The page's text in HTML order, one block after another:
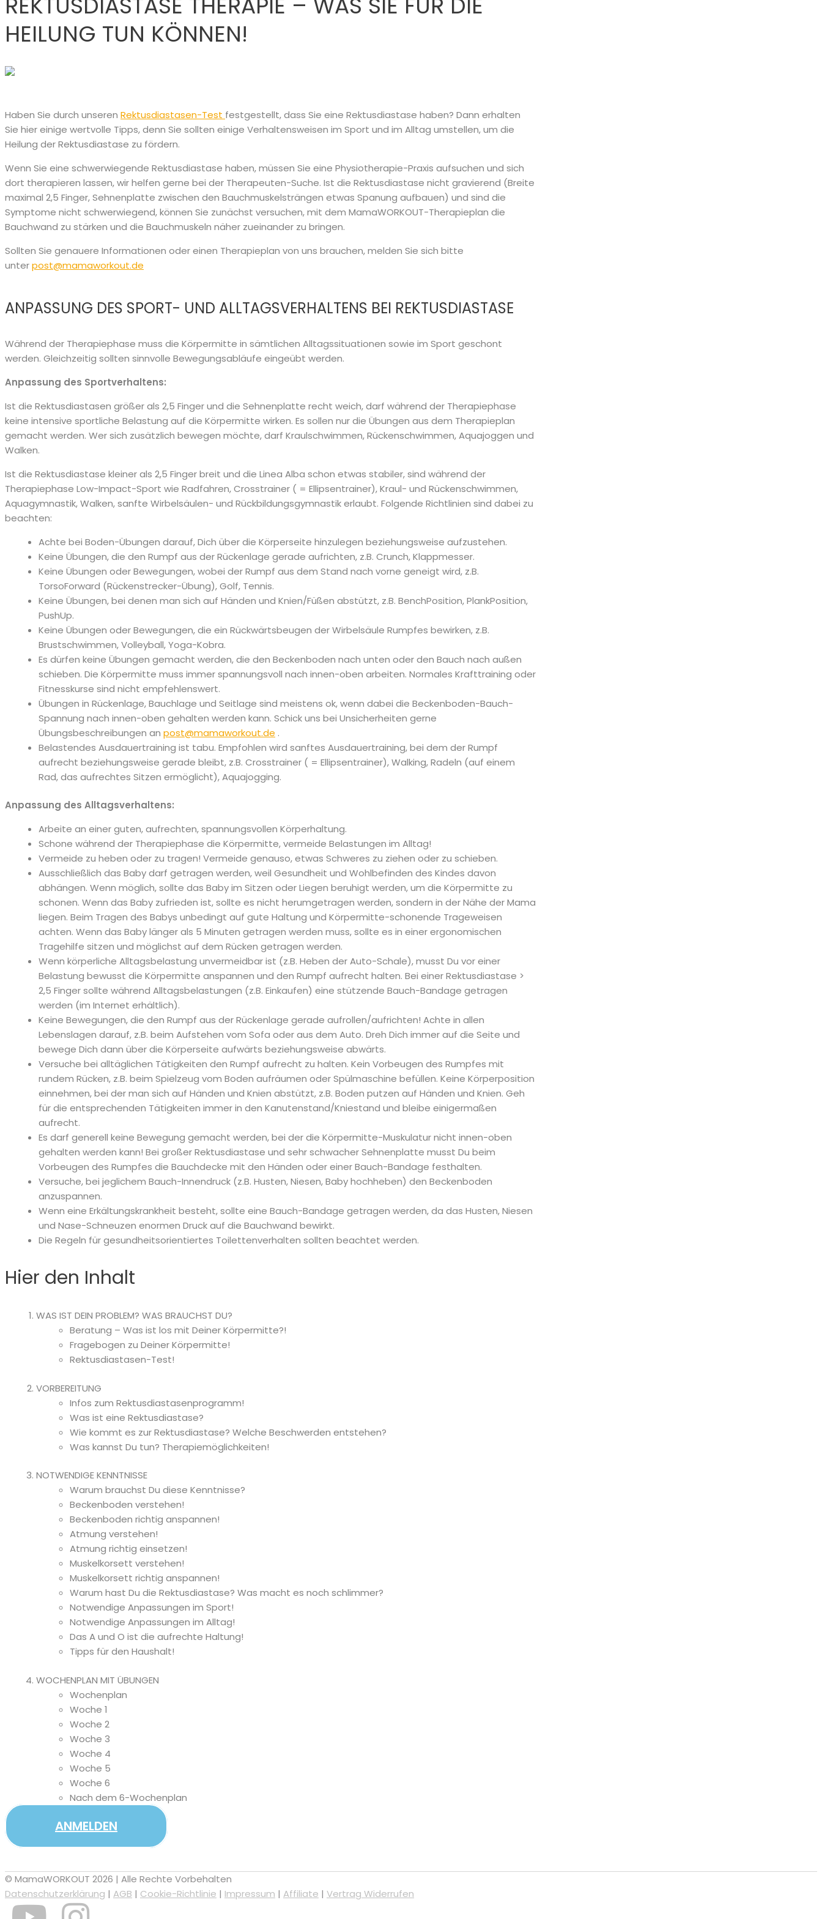
HEILUNG TUN KÖNNEN!
Haben Sie durch unseren Rektusdiastasen-Test festgestellt, dass Sie eine Rektusdiastase haben? Dann erhalten
Sie hier einige wertvolle Tipps, denn Sie sollten einige Verhaltensweisen im Sport und im Alltag umstellen, um die
Heilung der Rektusdiastase zu fördern.
Wenn Sie eine schwerwiegende Rektusdiastase haben, müssen Sie eine Physiotherapie-Praxis aufsuchen und sich
dort therapieren lassen, wir helfen gerne bei der Therapeuten-Suche. Ist die Rektusdiastase nicht gravierend (Breite
maximal 2,5 Finger, Sehnenplatte zwischen den Bauchmuskelsträngen etwas Spanung aufbauen) und sind die
Symptome nicht schwerwiegend, können Sie zunächst versuchen, mit dem MamaWORKOUT-Therapieplan die
Bauchwand zu stärken und die Bauchmuskeln näher zueinander zu bringen.
Sollten Sie genauere Informationen oder einen Therapieplan von uns brauchen, melden Sie sich bitte
unterpost@mamaworkout.de
ANPASSUNG DES SPORT- UND ALLTAGSVERHALTENS BEI REKTUSDIASTASE
Während der Therapiephase muss die Körpermitte in sämtlichen Alltagssituationen sowie im Sport geschont
werden. Gleichzeitig sollten sinnvolle Bewegungsabläufe eingeübt werden.
Anpassung des Sportverhaltens:
Ist die Rektusdiastasen größer als 2,5 Finger und die Sehnenplatte recht weich, darf während der Therapiephase
keine intensive sportliche Belastung auf die Körpermitte wirken. Es sollen nur die Übungen aus dem Therapieplan
gemacht werden. Wer sich zusätzlich bewegen möchte, darf Kraulschwimmen, Rückenschwimmen, Aquajoggen und
Walken.
Ist die Rektusdiastase kleiner als 2,5 Finger breit und die Linea Alba schon etwas stabiler, sind während der
Therapiephase Low-Impact-Sport wie Radfahren, Crosstrainer ( = Ellipsentrainer), Kraul- und Rückenschwimmen,
Aquagymnastik, Walken, sanfte Wirbelsäulen- und Rückbildungsgymnastik erlaubt. Folgende Richtlinien sind dabei zu
beachten:
Achte bei Boden-Übungen darauf, Dich über die Körperseite hinzulegen beziehungsweise aufzustehen.
Keine Übungen, die den Rumpf aus der Rückenlage gerade aufrichten, z.B. Crunch, Klappmesser.
Keine Übungen oder Bewegungen, wobei der Rumpf aus dem Stand nach vorne geneigt wird, z.B.
TorsoForward (Rückenstrecker-Übung), Golf, Tennis.
Keine Übungen, bei denen man sich auf Händen und Knien/Füßen abstützt, z.B. BenchPosition, PlankPosition,
PushUp.
Keine Übungen oder Bewegungen, die ein Rückwärtsbeugen der Wirbelsäule Rumpfes bewirken, z.B.
Brustschwimmen, Volleyball, Yoga-Kobra.
Es dürfen keine Übungen gemacht werden, die den Beckenboden nach unten oder den Bauch nach außen
schieben. Die Körpermitte muss immer spannungsvoll nach innen-oben arbeiten. Normales Krafttraining oder
Fitnesskurse sind nicht empfehlenswert.
Übungen in Rückenlage, Bauchlage und Seitlage sind meistens ok, wenn dabei die Beckenboden-Bauch-
Spannung nach innen-oben gehalten werden kann. Schick uns bei Unsicherheiten gerne
Übungsbeschreibungen an post@mamaworkout.de .
Belastendes Ausdauertraining ist tabu. Empfohlen wird sanftes Ausdauertraining, bei dem der Rumpf
aufrecht beziehungsweise gerade bleibt, z.B. Crosstrainer ( = Ellipsentrainer), Walking, Radeln (auf einem
Rad, das aufrechtes Sitzen ermöglicht), Aquajogging.
Anpassung des Alltagsverhaltens:
Arbeite an einer guten, aufrechten, spannungsvollen Körperhaltung.
Schone während der Therapiephase die Körpermitte, vermeide Belastungen im Alltag!
Vermeide zu heben oder zu tragen! Vermeide genauso, etwas Schweres zu ziehen oder zu schieben.
Ausschließlich das Baby darf getragen werden, weil Gesundheit und Wohlbefinden des Kindes davon
abhängen. Wenn möglich, sollte das Baby im Sitzen oder Liegen beruhigt werden, um die Körpermitte zu
schonen. Wenn das Baby zufrieden ist, sollte es nicht herumgetragen werden, sondern in der Nähe der Mama
liegen. Beim Tragen des Babys unbedingt auf gute Haltung und Körpermitte-schonende Trageweisen
achten. Wenn das Baby länger als 5 Minuten getragen werden muss, sollte es in einer ergonomischen
Tragehilfe sitzen und möglichst auf dem Rücken getragen werden.
Wenn körperliche Alltagsbelastung unvermeidbar ist (z.B. Heben der Auto-Schale), musst Du vor einer
Belastung bewusst die Körpermitte anspannen und den Rumpf aufrecht halten. Bei einer Rektusdiastase >
2,5 Finger sollte während Alltagsbelastungen (z.B. Einkaufen) eine stützende Bauch-Bandage getragen
werden (im Internet erhältlich).
Keine Bewegungen, die den Rumpf aus der Rückenlage gerade aufrollen/aufrichten! Achte in allen
Lebenslagen darauf, z.B. beim Aufstehen vom Sofa oder aus dem Auto. Dreh Dich immer auf die Seite und
bewege Dich dann über die Körperseite aufwärts beziehungsweise abwärts.
Versuche bei alltäglichen Tätigkeiten den Rumpf aufrecht zu halten. Kein Vorbeugen des Rumpfes mit
rundem Rücken, z.B. beim Spielzeug vom Boden aufräumen oder Spülmaschine befüllen. Keine Körperposition
einnehmen, bei der man sich auf Händen und Knien abstützt, z.B. Boden putzen auf Händen und Knien. Geh
für die entsprechenden Tätigkeiten immer in den Kanutenstand/Kniestand und bleibe einigermaßen
aufrecht.
Es darf generell keine Bewegung gemacht werden, bei der die Körpermitte-Muskulatur nicht innen-oben
gehalten werden kann! Bei großer Rektusdiastase und sehr schwacher Sehnenplatte musst Du beim
Vorbeugen des Rumpfes die Bauchdecke mit den Händen oder einer Bauch-Bandage festhalten.
Versuche, bei jeglichem Bauch-Innendruck (z.B. Husten, Niesen, Baby hochheben) den Beckenboden
anzuspannen.
Wenn eine Erkältungskrankheit besteht, sollte eine Bauch-Bandage getragen werden, da das Husten, Niesen
und Nase-Schneuzen enormen Druck auf die Bauchwand bewirkt.
Die Regeln für gesundheitsorientiertes Toilettenverhalten sollten beachtet werden.
Hier den Inhalt
WAS IST DEIN PROBLEM? WAS BRAUCHST DU?
Beratung – Was ist los mit Deiner Körpermitte?!
Fragebogen zu Deiner Körpermitte!
Rektusdiastasen-Test!
VORBEREITUNG
Infos zum Rektusdiastasenprogramm!
Was ist eine Rektusdiastase?
Wie kommt es zur Rektusdiastase? Welche Beschwerden entstehen?
Was kannst Du tun? Therapiemöglichkeiten!
NOTWENDIGE KENNTNISSE
Warum brauchst Du diese Kenntnisse?
Beckenboden verstehen!
Beckenboden richtig anspannen!
Atmung verstehen!
Atmung richtig einsetzen!
Muskelkorsett verstehen!
Muskelkorsett richtig anspannen!
Warum hast Du die Rektusdiastase? Was macht es noch schlimmer?
Notwendige Anpassungen im Sport!
Notwendige Anpassungen im Alltag!
Das A und O ist die aufrechte Haltung!
Tipps für den Haushalt!
WOCHENPLAN MIT ÜBUNGEN
Wochenplan
Woche 1
Woche 2
Woche 3
Woche 4
Woche 5
Woche 6
Nach dem 6-Wochenplan
ANMELDEN
© MamaWORKOUT 2026 | Alle Rechte Vorbehalten
Datenschutzerklärung | AGB | Cookie-Richtlinie | Impressum | Affiliate | Vertrag Widerrufen